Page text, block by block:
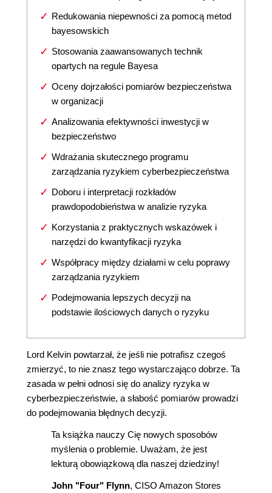
Redukowania niepewności za pomocą metod
bayesowskich
Stosowania zaawansowanych technik
opartych na regule Bayesa
Oceny dojrzałości pomiarów bezpieczeństwa
w organizacji
Analizowania efektywności inwestycji w
bezpieczeństwo
Wdrażania skutecznego programu
zarządzania ryzykiem cyberbezpieczeństwa
Doboru i interpretacji rozkładów
prawdopodobieństwa w analizie ryzyka
Korzystania z praktycznych wskazówek i
narzędzi do kwantyfikacji ryzyka
Współpracy między działami w celu poprawy
zarządzania ryzykiem
Podejmowania lepszych decyzji na
podstawie ilościowych danych o ryzyku
Lord Kelvin powtarzał, że jeśli nie potrafisz czegoś
zmierzyć, to nie znasz tego wystarczająco dobrze. Ta
zasada w pełni odnosi się do analizy ryzyka w
cyberbezpieczeństwie, a słabość pomiarów prowadzi
do podejmowania błędnych decyzji.
Ta książka nauczy Cię nowych sposobów
myślenia o problemie. Uważam, że jest
lekturą obowiązkową dla naszej dziedziny!
John "Four" Flynn, CISO Amazon Stores